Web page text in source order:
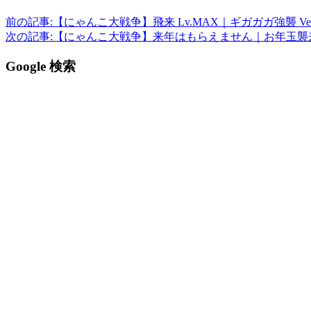
前の記事: 【にゃんこ大戦争】飛来 Lv.MAX｜ギガガガ強襲
次の記事: 【にゃんこ大戦争】来年はもらえません｜お年玉
Google 検索